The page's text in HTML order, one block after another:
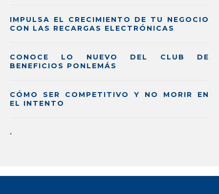
IMPULSA EL CRECIMIENTO DE TU NEGOCIO
CON LAS RECARGAS ELECTRÓNICAS
CONOCE LO NUEVO DEL CLUB DE
BENEFICIOS PONLEMÁS
CÓMO SER COMPETITIVO Y NO MORIR EN
EL INTENTO
.